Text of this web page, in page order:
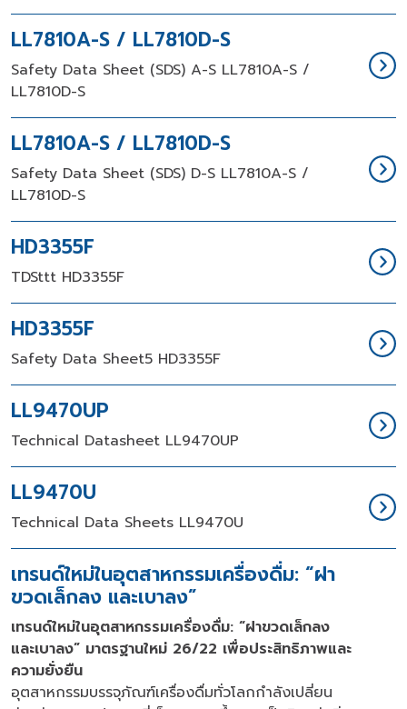
LL7810A-S / LL7810D-S
Safety Data Sheet (SDS) A-S LL7810A-S /
LL7810D-S
LL7810A-S / LL7810D-S
Safety Data Sheet (SDS) D-S LL7810A-S /
LL7810D-S
HD3355F
TDSttt HD3355F
HD3355F
Safety Data Sheet5 HD3355F
LL9470UP
Technical Datasheet LL9470UP
LL9470U
Technical Data Sheets LL9470U
เทรนด์ใหม่ในอุตสาหกรรมเครื่องดื่ม: “ฝา
ขวดเล็กลง และเบาลง”
เทรนด์ใหม่ในอุตสาหกรรมเครื่องดื่ม: “ฝาขวดเล็กลง
และเบาลง” มาตรฐานใหม่ 26/22 เพื่อประสิทธิภาพและ
ความยั่งยืน
อุตสาหกรรมบรรจุภัณฑ์เครื่องดื่มทั่วโลกกำลังเปลี่ยน